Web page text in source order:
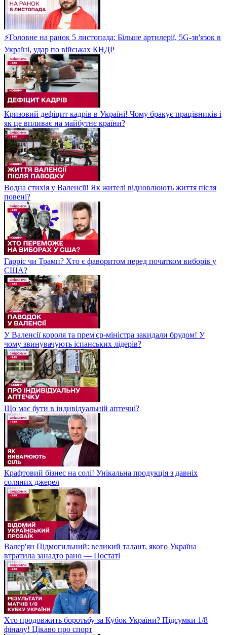
⚡Головне на ранок 5 листопада: Більше артилерії, 5G-зв'язок в
Україні, удар по військах КНДР
Кризовий дефіцит кадрів в Україні! Чому бракує працівників і
як це впливає на майбутнє країни?
Водна стихія у Валенсії! Як жителі відновлюють життя після
повені?
Гарріс чи Трамп? Хто є фаворитом перед початком виборів у
США?
У Валенсії короля та прем'єр-міністра закидали брудом! У
чому звинувачують іспанських лідерів?
Що має бути в індивідуальній аптечці?
Крафтовий бізнес на солі! Унікальна продукція з давніх
соляних джерел
Валер'ян Підмогильний: великий талант, якого Україна
втратила занадто рано — Постаті
Хто продовжить боротьбу за Кубок України? Підсумки 1/8
фіналу! Цікаво про спорт